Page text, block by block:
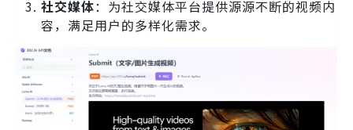
社交媒体：为社交媒体平台提供源源不断的视频内
容，满足用户的多样化需求。